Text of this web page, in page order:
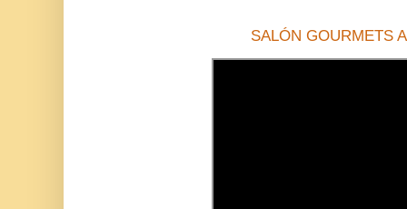
SALÓN GOURMETS